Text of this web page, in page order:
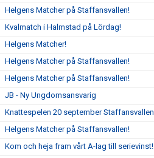
Helgens Matcher på Staffansvallen!
Kvalmatch i Halmstad på Lördag!
Helgens Matcher!
Helgens Matcher på Staffansvallen!
Helgens Matcher på Staffansvallen!
JB - Ny Ungdomsansvarig
Knattespelen 20 september Staffansvallen
Helgens Matcher på Staffansvallen!
Kom och heja fram vårt A-lag till serievinst!